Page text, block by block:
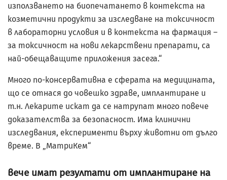
използването на биопечатането в контекста на
козметични продукти за изследване на токсичност
в лабораторни условия и в контекста на фармация –
за токсичност на нови лекарствени препарати, са
най-обещаващите приложения засега.“
Много по-консервативна е сферата на медицината,
що се отнася до човешко здраве, имплантиране и
т.н. Лекарите искат да се натрупат много повече
доказателства за безопасност. Има клинични
изследвания, експерименти върху животни от дълго
време. В „МатриКем“
вече имат резултати от имплантиране на